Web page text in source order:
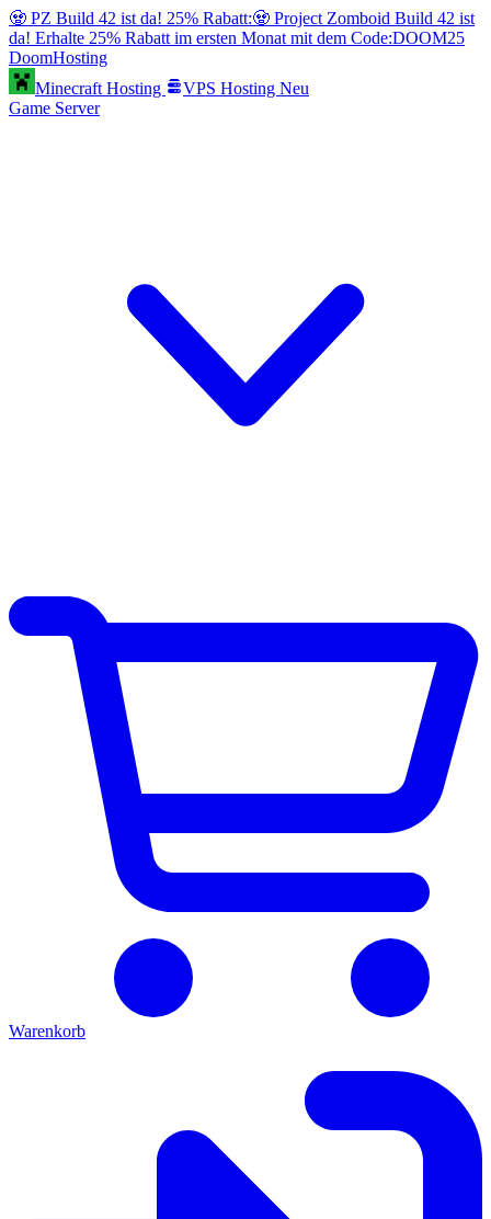
🧟 PZ Build 42 ist da! 25% Rabatt:🧟 Project Zomboid Build 42 ist
da! Erhalte 25% Rabatt im ersten Monat mit dem Code:DOOM25
DoomHosting
Minecraft Hosting
VPS Hosting Neu
Game Server
Warenkorb